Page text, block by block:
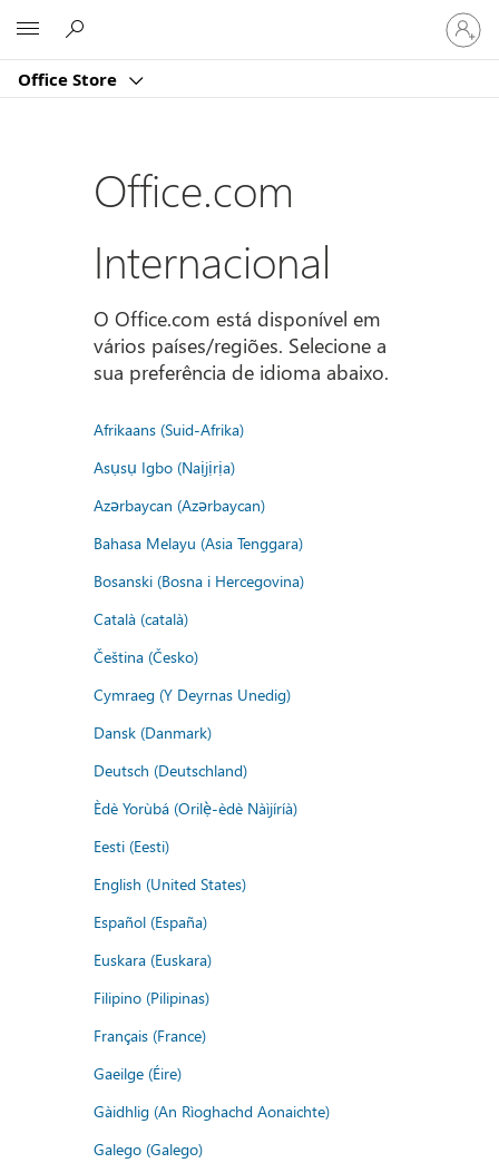
Office Store
Iniciar
sessão
na
Office.com
Internacional
O Office.com está disponível em
vários países/regiões. Selecione a
sua preferência de idioma abaixo.
Afrikaans (Suid-Afrika)
Asụsụ Igbo (Naịjịrịa)
Azərbaycan (Azərbaycan)
Bahasa Melayu (Asia Tenggara)
Bosanski (Bosna i Hercegovina)
Català (català)
Čeština (Česko)
Cymraeg (Y Deyrnas Unedig)
Dansk (Danmark)
Deutsch (Deutschland)
Èdè Yorùbá (Orilẹ̀-èdè Nàìjíríà)
Eesti (Eesti)
English (United States)
Español (España)
Euskara (Euskara)
Filipino (Pilipinas)
Français (France)
Gaeilge (Éire)
Gàidhlig (An Rìoghachd Aonaichte)
Galego (Galego)